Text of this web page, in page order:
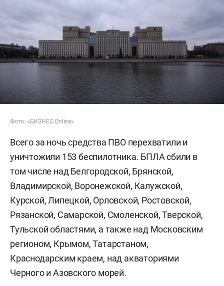
Фото: «БИЗНЕС Online»
Всего за ночь средства ПВО перехватили и
уничтожили 153 беспилотника. БПЛА сбили в
том числе над Белгородской, Брянской,
Владимирской, Воронежской, Калужской,
Курской, Липецкой, Орловской, Ростовской,
Рязанской, Самарской, Смоленской, Тверской,
Тульской областями, а также над Московским
регионом, Крымом, Татарстаном,
Краснодарским краем, над акваториями
Черного и Азовского морей.